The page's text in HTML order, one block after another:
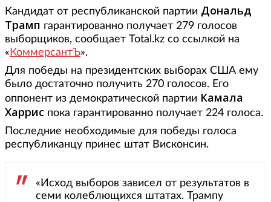
Кандидат от республиканской партии Дональд
Трамп гарантированно получает 279 голосов
выборщиков, сообщает Total.kz со ссылкой на
« КоммерсантЪ».
Для победы на президентских выборах США ему
было достаточно получить 270 голосов. Его
оппонент из демократической партии Камала
Харрис пока гарантированно получает 224 голоса.
Последние необходимые для победы голоса
республиканцу принес штат Висконсин.
«Исход выборов зависел от результатов в
семи колеблющихся штатах. Трампу